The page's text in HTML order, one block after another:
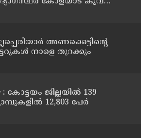
അണക്കെട്ടിന്റെ
നാളെ തുറക്കും
: കോട്ടയം ജില്ലയിൽ 139
12,803 പേര്‍